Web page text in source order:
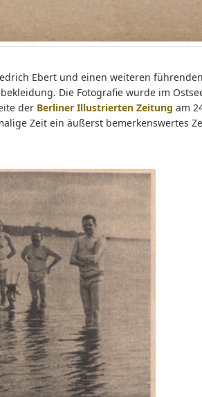
Ebert und einen weiteren
Die Fotografie wurde im
der Berliner Illustrierten Zeitung am
Zeit ein äußerst bemerkenswertes